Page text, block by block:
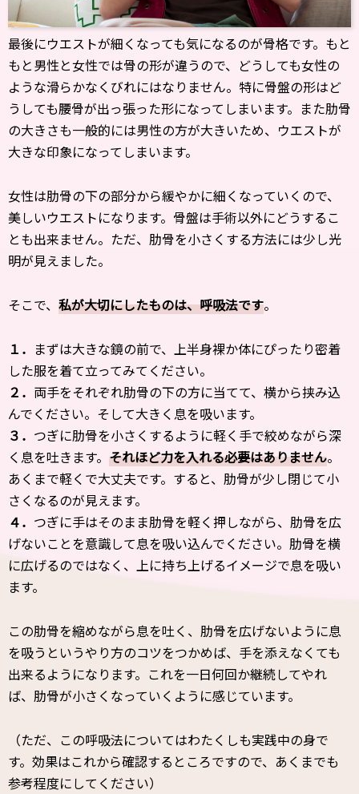
最後にウエストが細くなっても気になるのが骨格です。もと
もと男性と女性では骨の形が違うので、どうしても女性の
ような滑らかなくびれにはなりません。特に骨盤の形はど
うしても腰骨が出っ張った形になってしまいます。また肋骨
の大きさも一般的には男性の方が大きいため、ウエストが
大きな印象になってしまいます。
女性は肋骨の下の部分から緩やかに細くなっていくので、
美しいウエストになります。骨盤は手術以外にどうするこ
とも出来ません。ただ、肋骨を小さくする方法には少し光
明が見えました。
そこで、 私が大切にしたものは、呼吸法です。
１． まずは大きな鏡の前で、上半身裸か体にぴったり密着
した服を着て立ってみてください。
２． 両手をそれぞれ肋骨の下の方に当てて、横から挟み込
んでください。そして大きく息を吸います。
３． つぎに肋骨を小さくするように軽く手で絞めながら深
く息を吐きます。 それほど力を入れる必要はありません。
あくまで軽くで大丈夫です。すると、肋骨が少し閉じて小
さくなるのが見えます。
４． つぎに手はそのまま肋骨を軽く押しながら、肋骨を広
げないことを意識して息を吸い込んでください。肋骨を横
に広げるのではなく、上に持ち上げるイメージで息を吸い
ます。
この肋骨を縮めながら息を吐く、肋骨を広げないように息
を吸うというやり方のコツをつかめば、手を添えなくても
出来るようになります。これを一日何回か継続してやれ
ば、肋骨が小さくなっていくように感じています。
（ただ、この呼吸法についてはわたくしも実践中の身で
す。効果はこれから確認するところですので、あくまでも
参考程度にしてください）